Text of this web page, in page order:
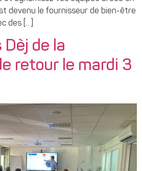
devenu le fournisseur de bien-être
des […]
de la
retour le mardi 3